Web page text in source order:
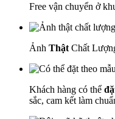
Free vận chuyển ở
Ảnh Thật Chất
Khách hàng có thể
sắc, cam kết làm